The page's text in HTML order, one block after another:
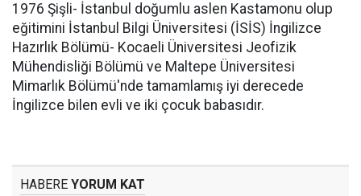
1976 Şişli- İstanbul doğumlu aslen Kastamonu olup
eğitimini İstanbul Bilgi Üniversitesi (İSİS) İngilizce
Hazırlık Bölümü- Kocaeli Üniversitesi Jeofizik
Mühendisliği Bölümü ve Maltepe Üniversitesi
Mimarlık Bölümü'nde tamamlamış iyi derecede
İngilizce bilen evli ve iki çocuk babasıdır.
HABERE YORUM KAT